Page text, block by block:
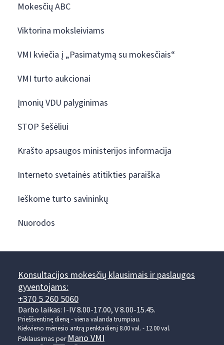
Mokesčių ABC
Viktorina moksleiviams
VMI kviečia į „Pasimatymą su mokesčiais“
VMI turto aukcionai
Įmonių VDU palyginimas
STOP šešėliui
Krašto apsaugos ministerijos informacija
Interneto svetainės atitikties paraiška
Ieškome turto savininkų
Nuorodos
Konsultacijos mokesčių klausimais ir paslaugos
gyventojams:
+370 5 260 5060
Darbo laikas: I-IV 8.00-17.00, V 8.00-15.45.
Prieššventinę dieną - viena valanda trumpiau.
Kiekvieno mėnesio antrą penktadienį 8.00 val. - 12.00 val.
Paklausimas perMano VMI